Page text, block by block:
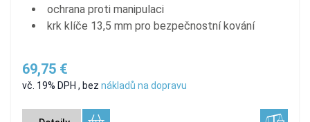
ochrana proti manipulaci
krk klíče 13,5 mm pro bezpečnostní kování
69,75 €
vč. 19% DPH , bez nákladů na dopravu